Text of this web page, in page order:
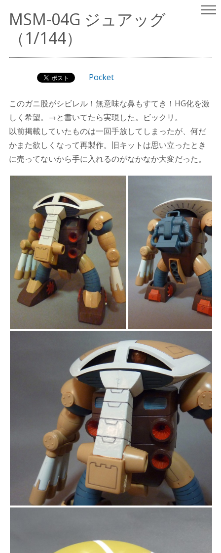
ヤスリはいらない
（since 2001.9.15）
パチ組みガンプラレビュー
MSM-04G ジュアッグ
（1/144）
Pocket
このガニ股がシビレル！無意味な鼻もすてき！HG化を激
しく希望。→と書いてたら実現した。ビックリ。
以前掲載していたものは一回手放してしまったが、何だ
かまた欲しくなって再製作。旧キットは思い立ったとき
に売ってないから手に入れるのがなかなか大変だった。